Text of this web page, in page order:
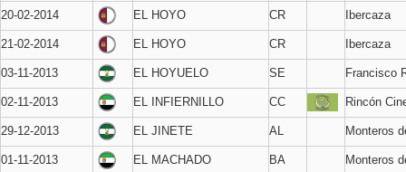
20-02-2014 EL HOYO CR Ibercaza
21-02-2014 EL HOYO CR Ibercaza
03-11-2013 EL HOYUELO SE Francisco
02-11-2013 EL INFIERNILLO CC Rincón
29-12-2013 EL JINETE AL Monteros
01-11-2013 EL MACHADO BA Monteros